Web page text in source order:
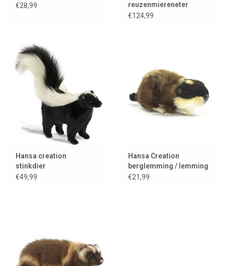
€28,99
reuzenmiereneter
€124,99
Hansa creation
stinkdier
€49,99
Hansa Creation
berglemming / lemming
€21,99